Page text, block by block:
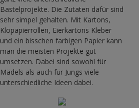
Bastelprojekte. Die Zutaten dafür sind
sehr simpel gehalten. Mit Kartons,
Klopapierrollen, Eierkartons Kleber
und ein bisschen farbigen Papier kann
man die meisten Projekte gut
umsetzen. Dabei sind sowohl für
Mädels als auch für Jungs viele
unterschiedliche Ideen dabei.